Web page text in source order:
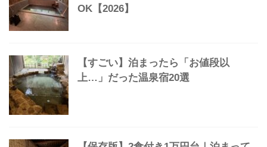
OK【2026】
【すごい】泊まったら「お値段以
上…」だった温泉宿20選